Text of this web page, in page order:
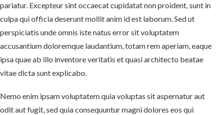
pariatur. Excepteur sint occaecat cupidatat non proident, sunt in
culpa qui officia deserunt mollit anim id est laborum. Sed ut
perspiciatis unde omnis iste natus error sit voluptatem
accusantium doloremque laudantium, totam rem aperiam, eaque
ipsa quae ab illo inventore veritatis et quasi architecto beatae
vitae dicta sunt explicabo.
Nemo enim ipsam voluptatem quia voluptas sit aspernatur aut
odit aut fugit, sed quia consequuntur magni dolores eos qui